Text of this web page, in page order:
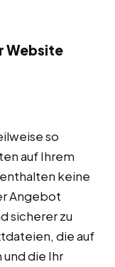
Website
so
auf Ihrem
keine
Angebot
sicherer zu
die auf
die Ihr